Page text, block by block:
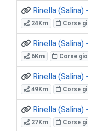
Rinella (Salina)
24Km Corse
Rinella (Salina)
6Km Corse
Rinella (Salina)
49Km Corse
Rinella (Salina)
27Km Corse